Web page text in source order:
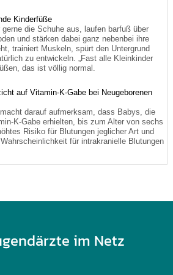
Kinderfüße
die Schuhe aus, laufen barfuß über
und stärken dabei ganz nebenbei ihre
trainiert Muskeln, spürt den Untergrund
zu entwickeln. „Fast alle Kleinkinder
das ist völlig normal.
auf Vitamin-K-Gabe bei Neugeborenen
darauf aufmerksam, dass Babys, die
K-Gabe erhielten, bis zum Alter von sechs
Risiko für Blutungen jeglicher Art und
für intrakranielle Blutungen
im Netz